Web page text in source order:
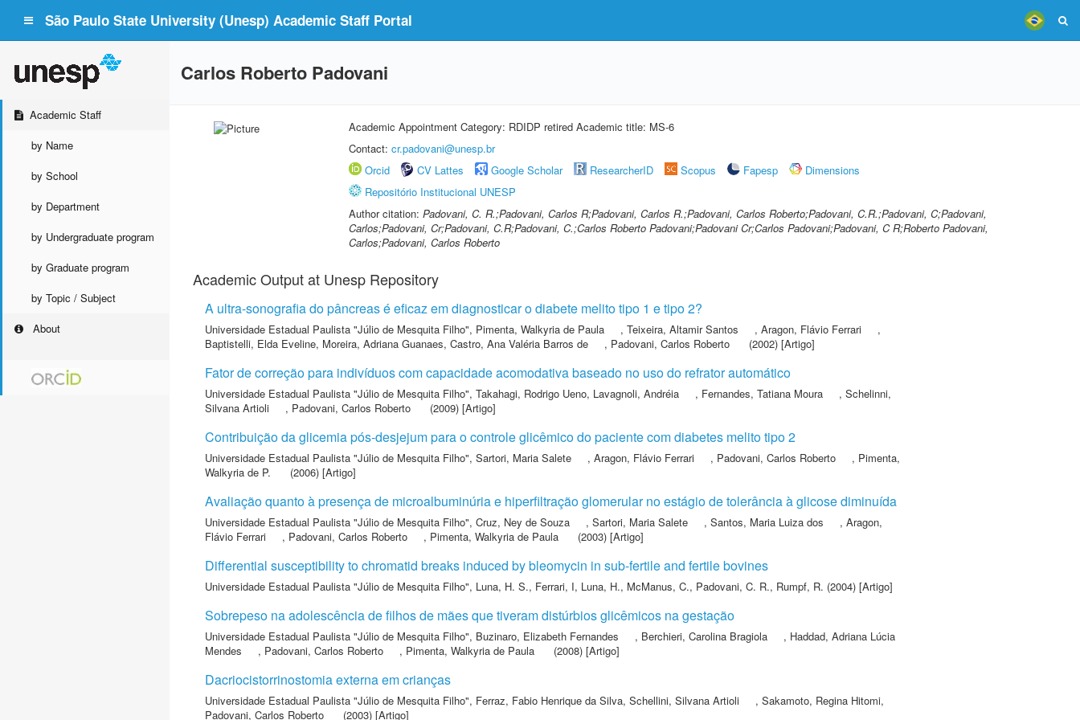
São Paulo State University (Unesp) Academic Staff Portal
Academic Staff
by Name
by School
by Department
by Undergraduate program
by Graduate program
by Topic / Subject
About
Carlos Roberto Padovani
Academic Appointment Category: RDIDP retired Academic title: MS-6
Contact: cr.padovani@unesp.br
Orcid
CV Lattes Google Scholar ResearcherID Scopus Fapesp
Dimensions
Repositório Institucional UNESP
Author citation: Padovani, C. R.;Padovani, Carlos R;Padovani, Carlos R.;Padovani, Carlos Roberto;Padovani, C.R.;Padovani, C;Padovani,
Carlos;Padovani, Cr;Padovani, C.R;Padovani, C.;Carlos Roberto Padovani;Padovani Cr;Carlos Padovani;Padovani, C R;Roberto Padovani,
Carlos;Padovani, Carlos Roberto
Academic Output at Unesp Repository
A ultra-sonografia do pâncreas é eficaz em diagnosticar o diabete melito tipo 1 e tipo 2?
Universidade Estadual Paulista "Júlio de Mesquita Filho", Pimenta, Walkyria de Paula , Teixeira, Altamir Santos , Aragon, Flávio Ferrari
,
Baptistelli, Elda Eveline, Moreira, Adriana Guanaes, Castro, Ana Valéria Barros de , Padovani, Carlos Roberto (2002) [Artigo]
Fator de correção para indivíduos com capacidade acomodativa baseado no uso do refrator automático
Universidade Estadual Paulista "Júlio de Mesquita Filho", Takahagi, Rodrigo Ueno, Lavagnoli, Andréia , Fernandes, Tatiana Moura , Schelinni,
Silvana Artioli
, Padovani, Carlos Roberto (2009) [Artigo]
Contribuição da glicemia pós-desjejum para o controle glicêmico do paciente com diabetes melito tipo 2
Universidade Estadual Paulista "Júlio de Mesquita Filho", Sartori, Maria Salete , Aragon, Flávio Ferrari , Padovani, Carlos Roberto , Pimenta,
Walkyria de P.
(2006) [Artigo]
Avaliação quanto à presença de microalbuminúria e hiperfiltração glomerular no estágio de tolerância à glicose diminuída
Universidade Estadual Paulista "Júlio de Mesquita Filho", Cruz, Ney de Souza , Sartori, Maria Salete , Santos, Maria Luiza dos , Aragon,
Flávio Ferrari
, Padovani, Carlos Roberto , Pimenta, Walkyria de Paula (2003) [Artigo]
Differential susceptibility to chromatid breaks induced by bleomycin in sub-fertile and fertile bovines
Universidade Estadual Paulista "Júlio de Mesquita Filho", Luna, H. S., Ferrari, I, Luna, H., McManus, C., Padovani, C. R., Rumpf, R. (2004) [Artigo]
Sobrepeso na adolescência de filhos de mães que tiveram distúrbios glicêmicos na gestação
Universidade Estadual Paulista "Júlio de Mesquita Filho", Buzinaro, Elizabeth Fernandes , Berchieri, Carolina Bragiola , Haddad, Adriana Lúcia
Mendes
, Padovani, Carlos Roberto , Pimenta, Walkyria de Paula (2008) [Artigo]
Dacriocistorrinostomia externa em crianças
Universidade Estadual Paulista "Júlio de Mesquita Filho", Ferraz, Fabio Henrique da Silva, Schellini, Silvana Artioli , Sakamoto, Regina Hitomi,
Padovani, Carlos Roberto
(2003) [Artigo]